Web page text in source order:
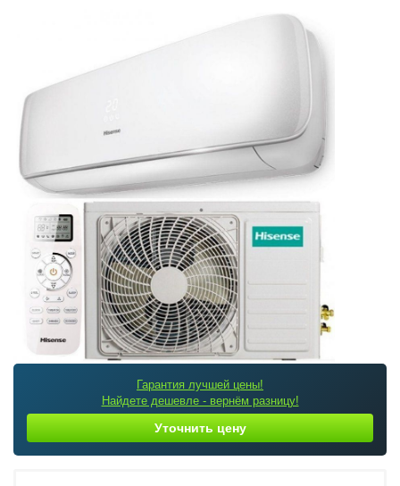
Гарантия лучшей цены!
Найдете дешевле - вернём разницу!
Уточнить цену